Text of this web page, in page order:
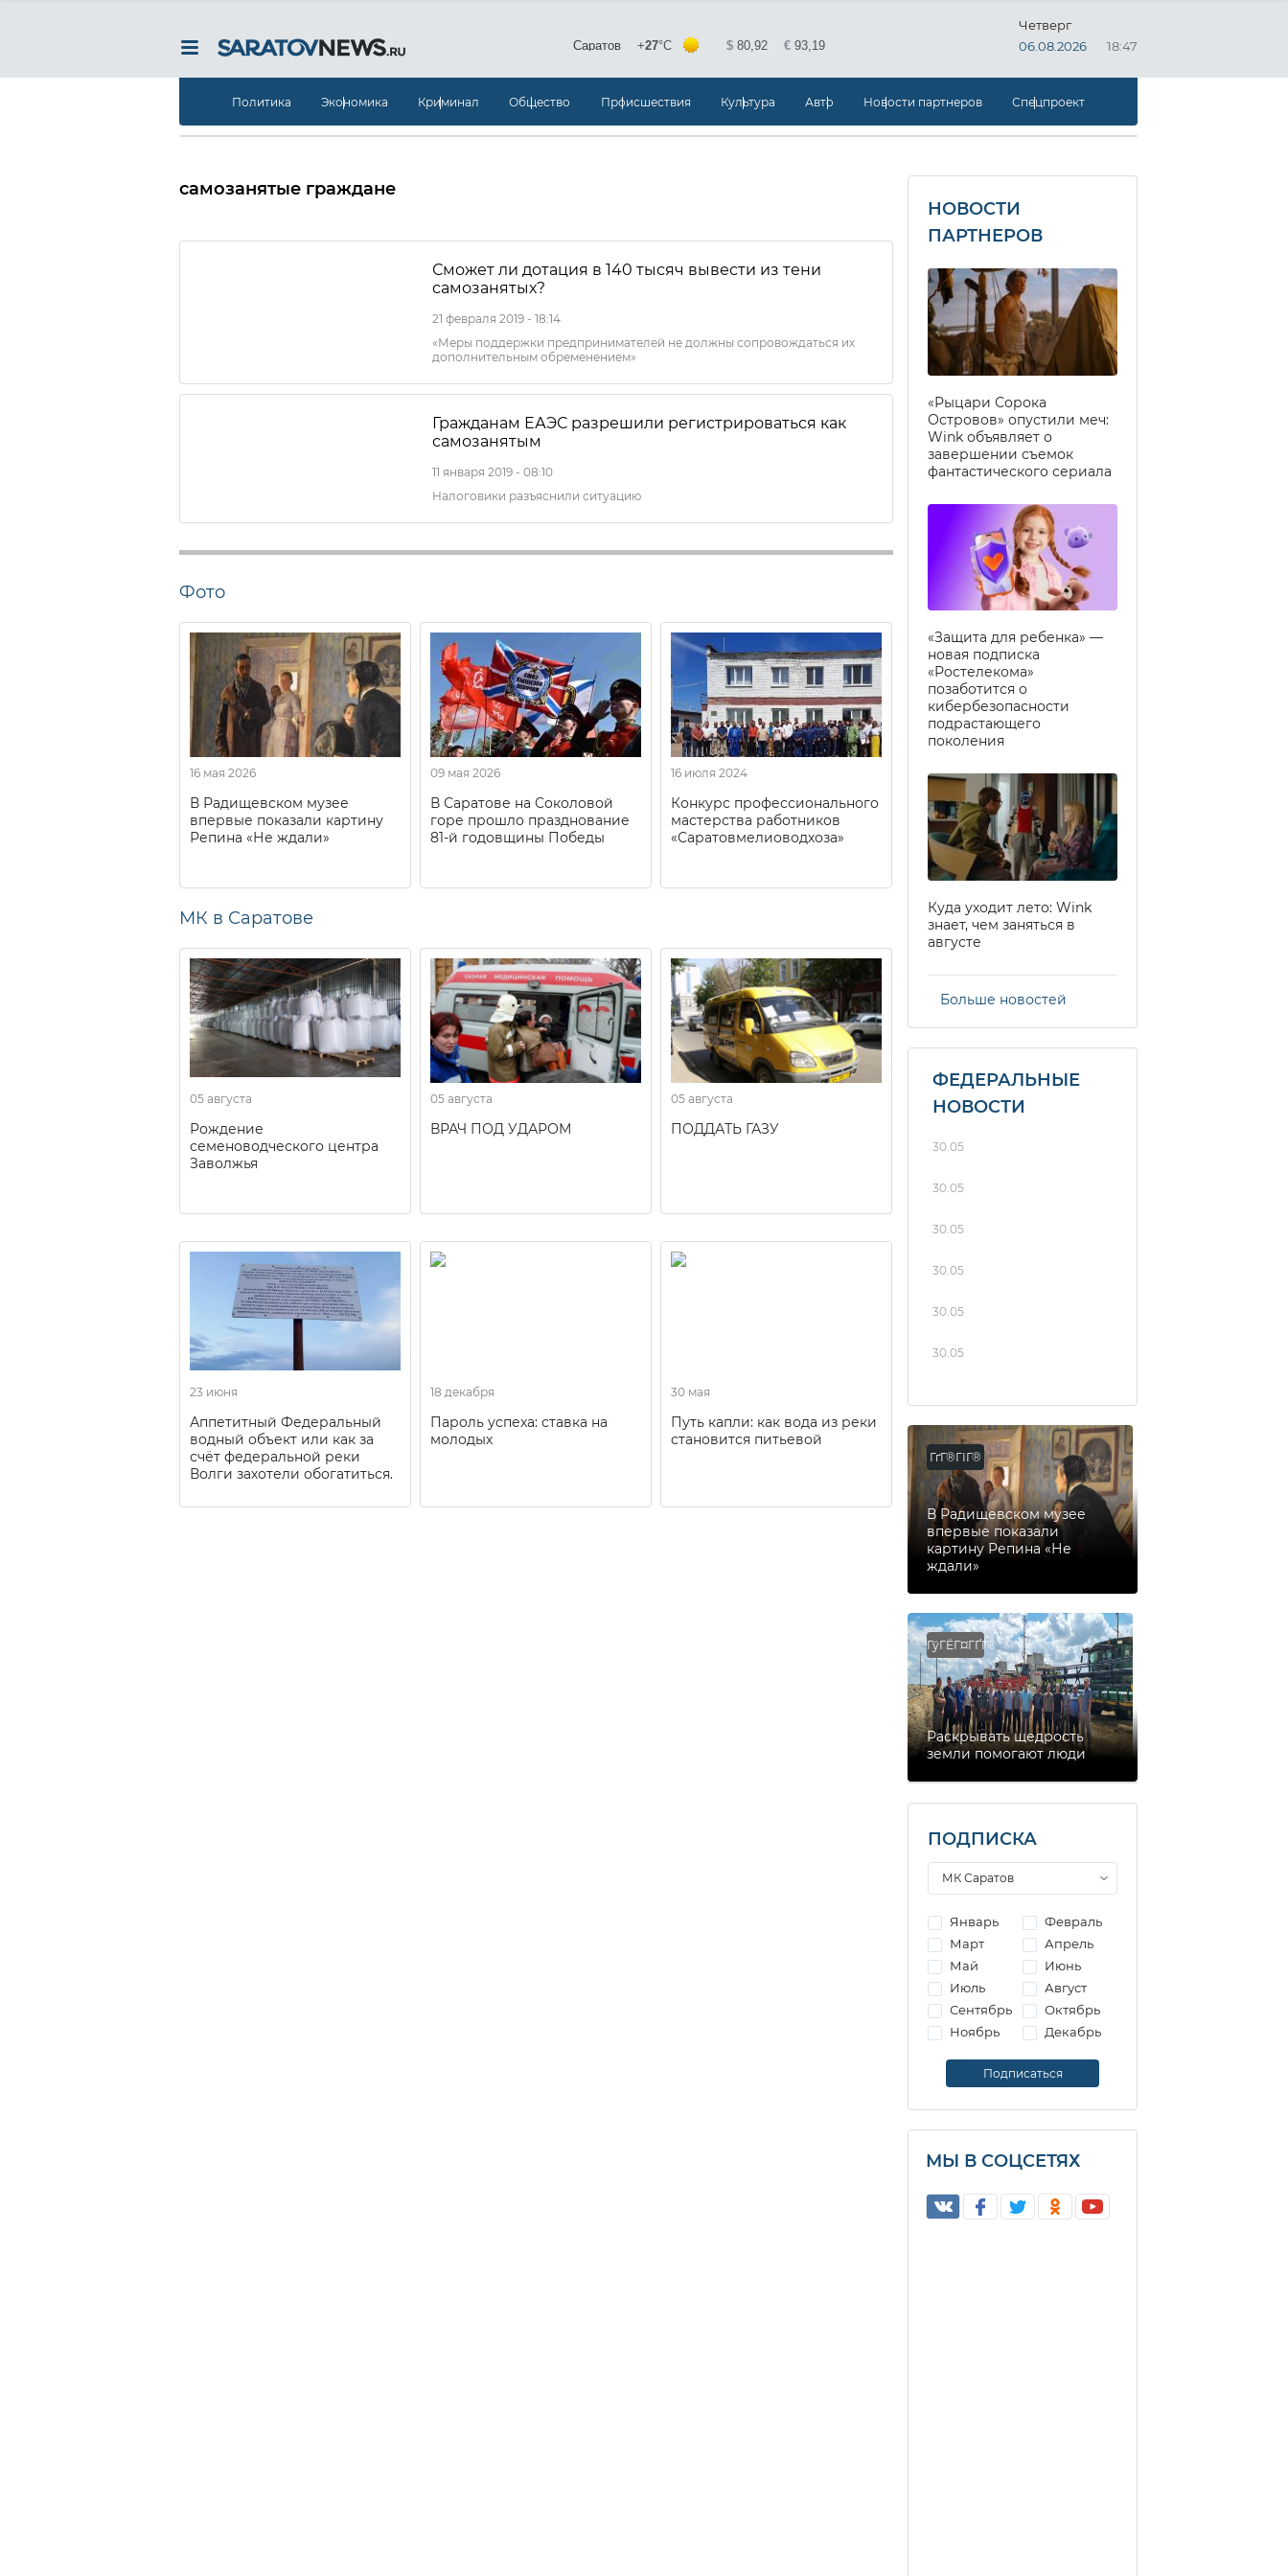
Четверг
06.08.2026
18:47
Политика Экономика Криминал Общество Происшествия Культура Авто Новости партнеров Спецпроект
самозанятые граждане
Сможет ли дотация в 140 тысяч вывести из тени
самозанятых?
21 февраля 2019 - 18:14
«Меры поддержки предпринимателей не должны сопровождаться их
дополнительным обременением»
Гражданам ЕАЭС разрешили регистрироваться как
самозанятым
11 января 2019 - 08:10
Налоговики разъяснили ситуацию
Фото
16 мая 2026
В Радищевском музее
впервые показали картину
Репина «Не ждали»
09 мая 2026
В Саратове на Соколовой
горе прошло празднование
81-й годовщины Победы
16 июля 2024
Конкурс профессионального
мастерства работников
«Саратовмелиоводхоза»
МК в Саратове
05 августа
Рождение
семеноводческого центра
Заволжья
05 августа
ВРАЧ ПОД УДАРОМ
05 августа
ПОДДАТЬ ГАЗУ
23 июня
Аппетитный Федеральный
водный объект или как за
счёт федеральной реки
Волги захотели обогатиться.
18 декабря
Пароль успеха: ставка на
молодых
30 мая
Путь капли: как вода из реки
становится питьевой
НОВОСТИ
ПАРТНЕРОВ
«Рыцари Сорока
Островов» опустили меч:
Wink объявляет о
завершении съемок
фантастического сериала
«Защита для ребенка» —
новая подписка
«Ростелекома»
позаботится о
кибербезопасности
подрастающего
поколения
Куда уходит лето: Wink
знает, чем заняться в
августе
Больше новостей
ФЕДЕРАЛЬНЫЕ
НОВОСТИ
30.05
30.05
30.05
30.05
30.05
30.05
ГґГ®ГІГ®
В Радищевском музее
впервые показали
картину Репина «Не
ждали»
ГўГЁГ¤ГҐГ®
Раскрывать щедрость
земли помогают люди
ПОДПИСКА
Январь
Февраль
Март
Апрель
Май
Июнь
Июль
Август
Сентябрь
Октябрь
Ноябрь
Декабрь
МЫ В СОЦСЕТЯХ